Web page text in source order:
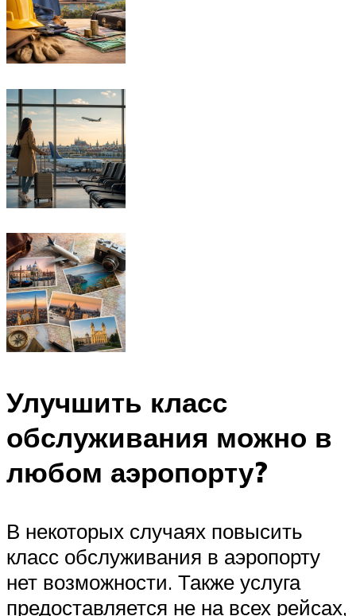
Улучшить класс
обслуживания можно в
любом аэропорту?
В некоторых случаях повысить
класс обслуживания в аэропорту
нет возможности. Также услуга
предоставляется не на всех рейсах,